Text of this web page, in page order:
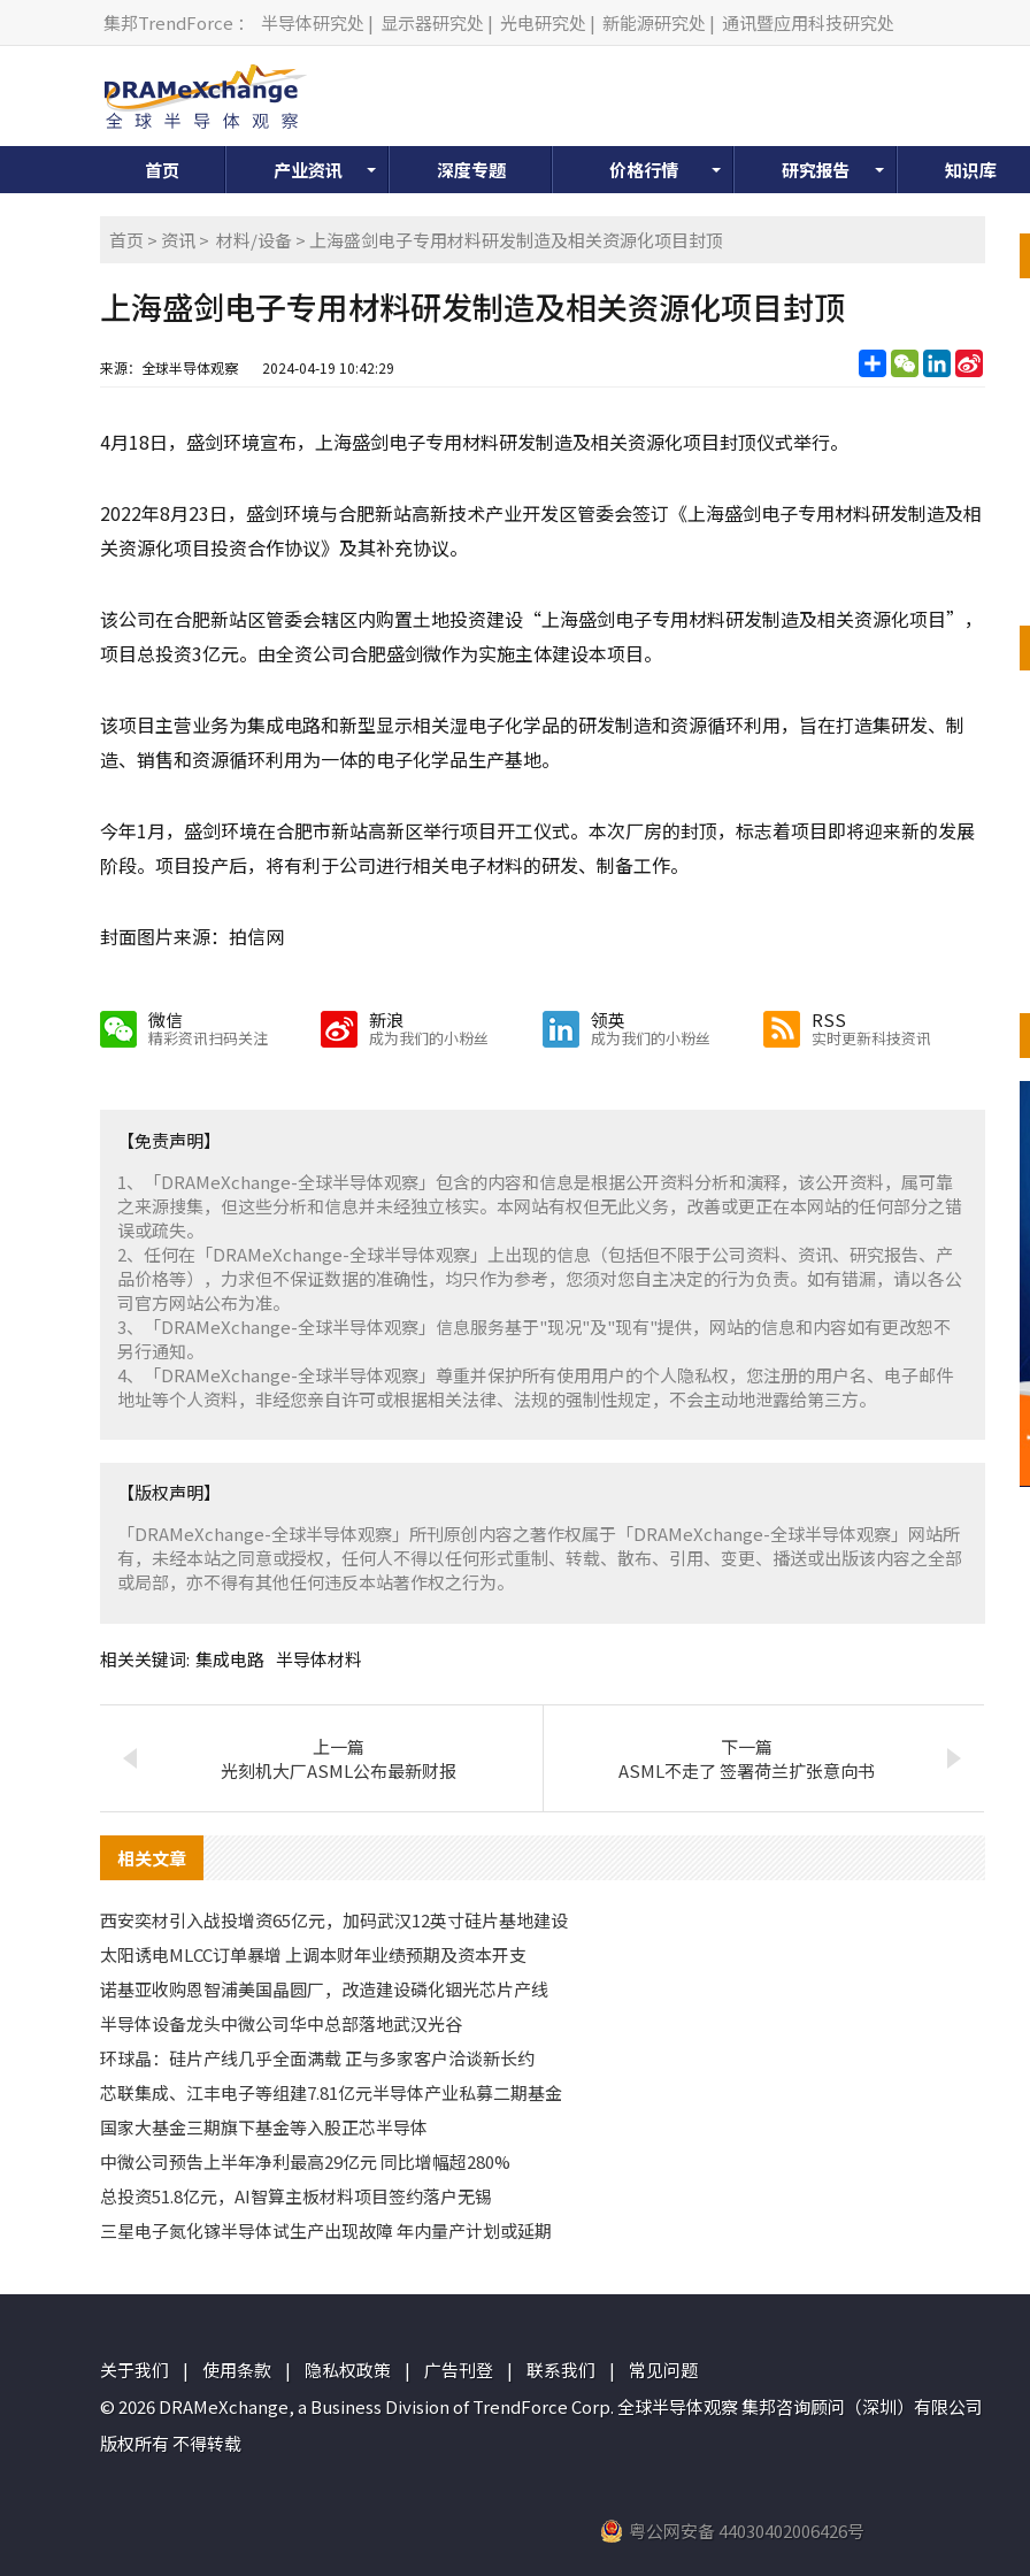
集邦TrendForce ： 半导体研究处 | 显示器研究处 | 光电研究处 | 新能源研究处 | 通讯暨应用科技研究处
首页 产业资讯 深度专题 价格行情 研究报告 知识库
首页 > 资讯> 材料/设备 > 上海盛剑电子专用材料研发制造及相关资源化项目封顶
上海盛剑电子专用材料研发制造及相关资源化项目封顶
来源：全球半导体观察 2024-04-19 10:42:29 分
享
WeChatLinkedIn
Sina
4月18日，盛剑环境宣布，上海盛剑电子专用材料研发制造及相关资源化项目封顶仪式举行。
2022年8月23日，盛剑环境与合肥新站高新技术产业开发区管委会签订《上海盛剑电子专用材料研发制造及相
关资源化项目投资合作协议》及其补充协议。
该公司在合肥新站区管委会辖区内购置土地投资建设“上海盛剑电子专用材料研发制造及相关资源化项目”，
项目总投资3亿元。由全资公司合肥盛剑微作为实施主体建设本项目。
该项目主营业务为集成电路和新型显示相关湿电子化学品的研发制造和资源循环利用，旨在打造集研发、制
造、销售和资源循环利用为一体的电子化学品生产基地。
今年1月，盛剑环境在合肥市新站高新区举行项目开工仪式。本次厂房的封顶，标志着项目即将迎来新的发展
阶段。项目投产后，将有利于公司进行相关电子材料的研发、制备工作。
封面图片来源：拍信网
微信
精彩资讯扫码关注
新浪
成为我们的小粉丝
领英
成为我们的小粉丝
RSS
实时更新科技资讯
【免责声明】
1、「DRAMeXchange-全球半导体观察」包含的内容和信息是根据公开资料分析和演释，该公开资料，属可靠
之来源搜集，但这些分析和信息并未经独立核实。本网站有权但无此义务，改善或更正在本网站的任何部分之错
误或疏失。
2、任何在「DRAMeXchange-全球半导体观察」上出现的信息（包括但不限于公司资料、资讯、研究报告、产
品价格等），力求但不保证数据的准确性，均只作为参考，您须对您自主决定的行为负责。如有错漏，请以各公
司官方网站公布为准。
3、「DRAMeXchange-全球半导体观察」信息服务基于"现况"及"现有"提供，网站的信息和内容如有更改恕不
另行通知。
4、「DRAMeXchange-全球半导体观察」尊重并保护所有使用用户的个人隐私权，您注册的用户名、电子邮件
地址等个人资料，非经您亲自许可或根据相关法律、法规的强制性规定，不会主动地泄露给第三方。
【版权声明】
「DRAMeXchange-全球半导体观察」所刊原创内容之著作权属于「DRAMeXchange-全球半导体观察」网站所
有，未经本站之同意或授权，任何人不得以任何形式重制、转载、散布、引用、变更、播送或出版该内容之全部
或局部，亦不得有其他任何违反本站著作权之行为。
相关关键词: 集成电路 半导体材料
上一篇
光刻机大厂ASML公布最新财报
下一篇
ASML不走了 签署荷兰扩张意向书
相关文章
西安奕材引入战投增资65亿元，加码武汉12英寸硅片基地建设
太阳诱电MLCC订单暴增 上调本财年业绩预期及资本开支
诺基亚收购恩智浦美国晶圆厂，改造建设磷化铟光芯片产线
半导体设备龙头中微公司华中总部落地武汉光谷
环球晶：硅片产线几乎全面满载 正与多家客户洽谈新长约
芯联集成、江丰电子等组建7.81亿元半导体产业私募二期基金
国家大基金三期旗下基金等入股正芯半导体
中微公司预告上半年净利最高29亿元 同比增幅超280%
总投资51.8亿元，AI智算主板材料项目签约落户无锡
三星电子氮化镓半导体试生产出现故障 年内量产计划或延期
关于我们 | 使用条款 | 隐私权政策 | 广告刊登 | 联系我们 |
常见问题
© 2026 DRAMeXchange, a Business Division of TrendForce Corp. 全球半导体观察 集邦咨询顾问（深圳）有限公司
版权所有 不得转载
粤公网安备 44030402006426号